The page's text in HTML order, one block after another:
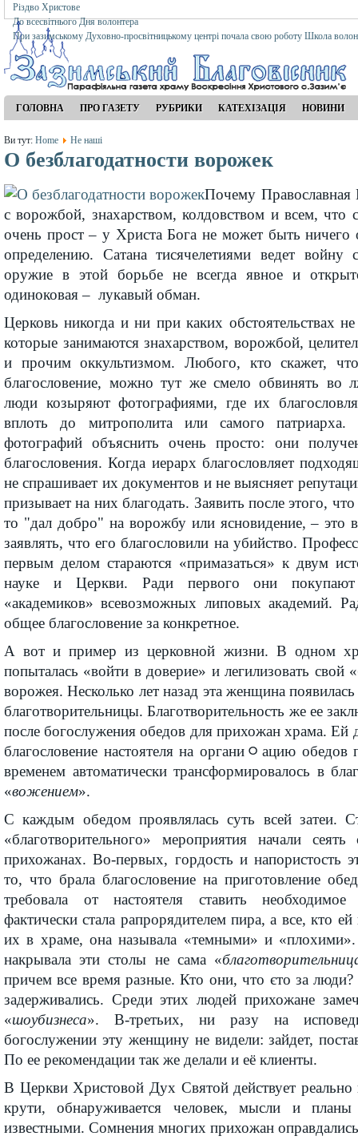
Різдво Христове
До всесвітнього Дня волонтера
При зазимському Духовно-просвітницькому центрі почала свою роботу Школа
ГОЛОВНА ПРО ГАЗЕТУ РУБРИКИ КАТЕХІЗАЦІЯ НОВИНИ
Ви тут: Home Не наші
О безблагодатности ворожек
Почему
с ворожбой, знахарством, колдовством и всем, что
очень прост – у Христа Бога не может быть
определению. Сатана тисячелетиями ведет
оружие в этой борьбе не всегда явное и
одиноковая – лукавый обман.
Церковь никогда и ни при каких обстоятельствах
которые занимаются знахарством, ворожбой,
и прочим оккультизмом. Любого, кто скажет,
благословение, можно тут же смело обвинять во
люди козыряют фотографиями, где их
вплоть до митрополита или самого патриарха.
фотографий объяснить очень просто: они
благословения. Когда иерарх благословляет
не спраши­вает их документов и не выясняет
призывает на них благодать. Заявить после этого,
то "дал добро" на ворожбу или ясновидение, – это
заявлять, что его благословили на убийство.
первым делом стараются «примазаться» к двум
науке и Церкви. Ради первого они
«академиков» всевозможных липовых академий.
общее благословение за конкретное.
А вот и пример из церковной жизни. В одном
попыталась «войти в доверие» и легилизовать свой
ворожея. Несколько лет назад эта женщина
благотворительницы. Благо­тво­ри­тельность же ее
после богослу­жения обедов для прихожан храма. Ей
благословение настоятеля на органиﾷацию обедов
временем автоматически трансфор­ми­ровалось в
«вожением».
С каждым обедом проявлялась суть всей затеи.
«благотвори­тельного» мероприятия начали
прихожанах. Во-первых, гордость и
то, что брала благословение на приготовление
требовала от настоятеля ставить необходимое
фактически стала рапрорядителем пира, а все, кто
их в храме, она называла «темными» и
накрывала эти столы не сама «
причем все время разные. Кто они, что єто за
задерживались. Среди этих людей прихожане
«шоубизнеса». В-третьих, ни разу на
богослужении эту женщину не видели: зайдет,
По ее рекомендации так же делали и её клиенты.
В Церкви Христовой Дух Святой действует
крути, обнару­жи­вается человек, мысли и планы
известными. Сомнения многих прихожан